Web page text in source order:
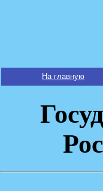
На главную